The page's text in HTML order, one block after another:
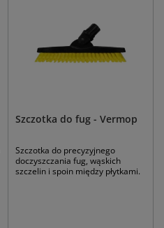
Szczotka do fug - Vermop
Szczotka do precyzyjnego
doczyszczania fug, wąskich
szczelin i spoin między płytkami.